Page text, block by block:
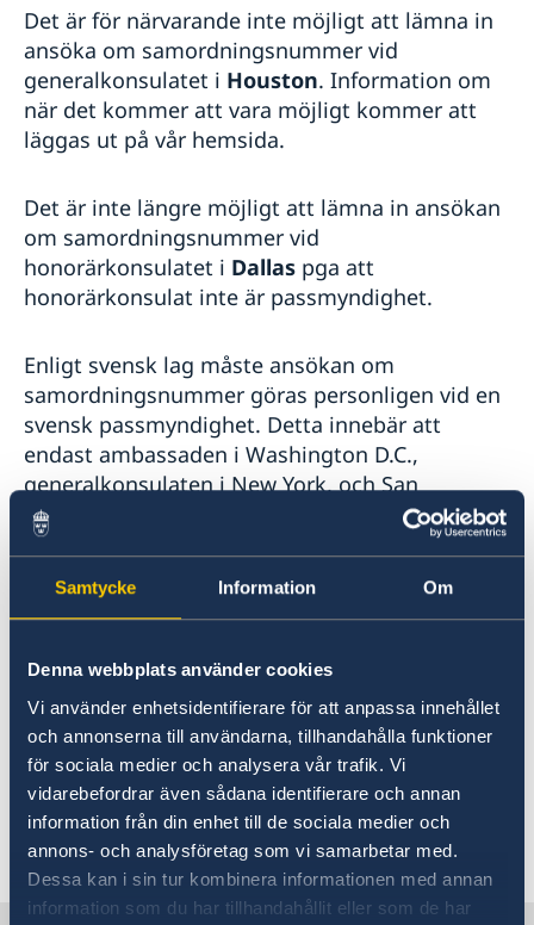
Samtycke Information Om
Denna webbplats använder cookies
Vi använder enhetsidentifierare för att anpassa innehållet
och annonserna till användarna, tillhandahålla funktioner
för sociala medier och analysera vår trafik. Vi
vidarebefordrar även sådana identifierare och annan
information från din enhet till de sociala medier och
annons- och analysföretag som vi samarbetar med.
Dessa kan i sin tur kombinera informationen med annan
information som du har tillhandahållit eller som de har
Svenska företag i Texas
Anmäl handelshinder
Kalendarium
Nyheter
Det är för närvarande inte möjligt att lämna in
ansöka om samordningsnummer vid
generalkonsulatet i Houston. Information om
när det kommer att vara möjligt kommer att
läggas ut på vår hemsida.
Det är inte längre möjligt att lämna in ansökan
om samordningsnummer vid
honorärkonsulatet i Dallas pga att
honorärkonsulat inte är passmyndighet.
Enligt svensk lag måste ansökan om
samordningsnummer göras personligen vid en
svensk passmyndighet. Detta innebär att
endast ambassaden i Washington D.C.,
generalkonsulaten i New York, och San
Francisco får ta emot och handlägga dessa
ansökningar. Senare när generalkonsulatet i
Houston kommer att ta emot ansökningar om
samordningsnummer, så kommer information
Information om samordningsnummer och hur
man kan ansöka finns på
Ansökan om samordningsnummer i USA -
Sweden Abroad
Senast uppdaterad 15 juli 2025, 04.56